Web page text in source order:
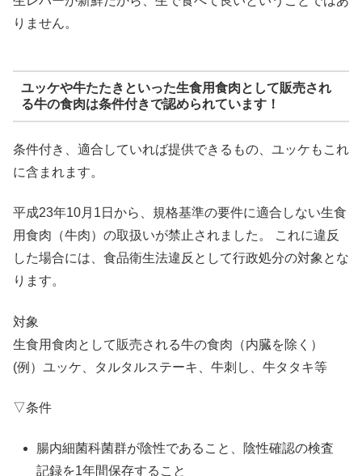
りません。
ユッケや牛たたきといった生食用食肉として販売され
る牛の食肉は条件付きで認められています！
条件付き、適合していれば提供できるもの、ユッケもこれ
に含まれます。
平成23年10月1日から、規格基準の要件に適合しない生食
用食肉（牛肉）の取扱いが禁止されました。 これに違反
した場合には、食品衛生法違反として行政処分の対象とな
ります。
対象
生食用食肉として販売される牛の食肉（内臓を除く）
(例）ユッケ、タルタルステーキ、牛刺し、牛タタキ等
▽条件
腸内細菌科菌群が陰性であること、陰性確認の検査
記録を1年間保存すること